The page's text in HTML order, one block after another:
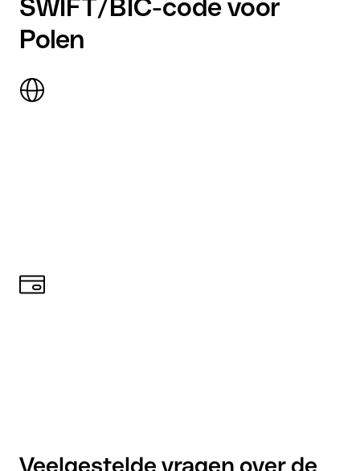
SWIFT/BIC-code voor
Polen
Veelgestelde vragen over de